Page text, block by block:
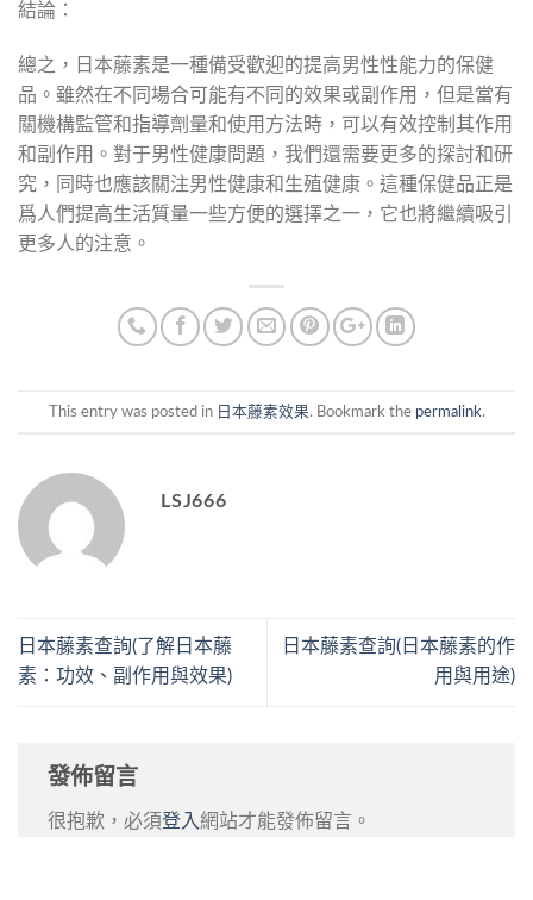
結論：
總之，日本藤素是一種備受歡迎的提高男性性能力的保健
品。雖然在不同場合可能有不同的效果或副作用，但是當有
關機構監管和指導劑量和使用方法時，可以有效控制其作用
和副作用。對于男性健康問題，我們還需要更多的探討和研
究，同時也應該關注男性健康和生殖健康。這種保健品正是
爲人們提高生活質量一些方便的選擇之一，它也將繼續吸引
更多人的注意。
This entry was posted in 日本藤素效果. Bookmark the permalink.
LSJ666
日本藤素查詢(了解日本藤
素：功效、副作用與效果)
日本藤素查詢(日本藤素的作
用與用途)
發佈留言
很抱歉，必須登入網站才能發佈留言。